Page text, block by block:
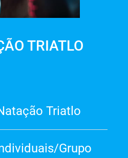
TRIATLO
Triatlo
Grupo